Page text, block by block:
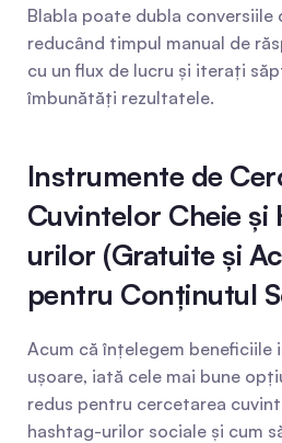
Blabla poate dubla
reducând timpul manual de
cu un flux de lucru și iterați
îmbunătăți rezultatele.
Instrumente de
Cuvintelor Cheie și
urilor (Gratuite și
pentru Conținutul
Acum că înțelegem beneficiile
ușoare, iată cele mai bune
redus pentru cercetarea
hashtag-urilor sociale și cum